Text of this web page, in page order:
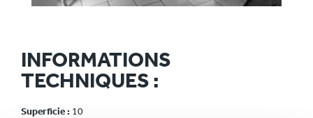
INFORMATIONS
TECHNIQUES :
Superficie : 10